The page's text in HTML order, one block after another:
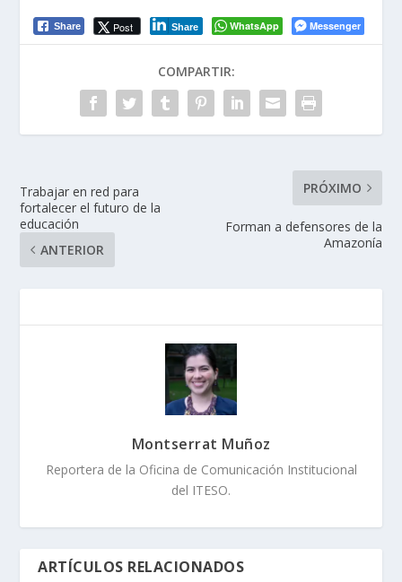
Share Post Share WhatsApp Messenger
COMPARTIR:
Trabajar en red para
fortalecer el futuro de la
educación
ANTERIOR
PRÓXIMO
Forman a defensores de la
Amazonía
Montserrat Muñoz
Reportera de la Oficina de Comunicación Institucional
del ITESO.
ARTÍCULOS RELACIONADOS